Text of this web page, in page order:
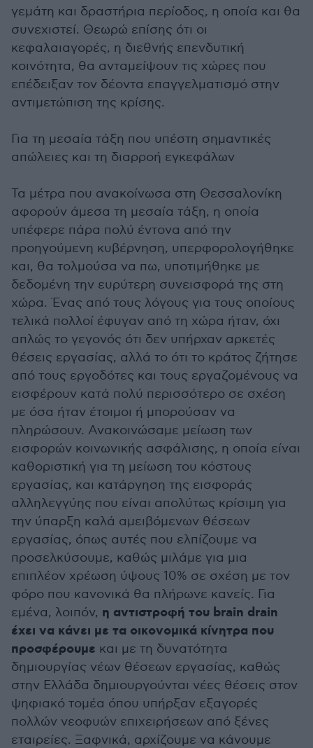
γεμάτη και δραστήρια περίοδος, η οποία και θα
συνεχιστεί. Θεωρώ επίσης ότι οι
κεφαλαιαγορές, η διεθνής επενδυτική
κοινότητα, θα ανταμείψουν τις χώρες που
επέδειξαν τον δέοντα επαγγελματισμό στην
αντιμετώπιση της κρίσης.
Για τη μεσαία τάξη που υπέστη σημαντικές
απώλειες και τη διαρροή εγκεφάλων
Τα μέτρα που ανακοίνωσα στη Θεσσαλονίκη
αφορούν άμεσα τη μεσαία τάξη, η οποία
υπέφερε πάρα πολύ έντονα από την
προηγούμενη κυβέρνηση, υπερφορολογήθηκε
και, θα τολμούσα να πω, υποτιμήθηκε με
δεδομένη την ευρύτερη συνεισφορά της στη
χώρα. Ένας από τους λόγους για τους οποίους
τελικά πολλοί έφυγαν από τη χώρα ήταν, όχι
απλώς το γεγονός ότι δεν υπήρχαν αρκετές
θέσεις εργασίας, αλλά το ότι το κράτος ζήτησε
από τους εργοδότες και τους εργαζομένους να
εισφέρουν κατά πολύ περισσότερο σε σχέση
με όσα ήταν έτοιμοι ή μπορούσαν να
πληρώσουν. Ανακοινώσαμε μείωση των
εισφορών κοινωνικής ασφάλισης, η οποία είναι
καθοριστική για τη μείωση του κόστους
εργασίας, και κατάργηση της εισφοράς
αλληλεγγύης που είναι απολύτως κρίσιμη για
την ύπαρξη καλά αμειβόμενων θέσεων
εργασίας, όπως αυτές που ελπίζουμε να
προσελκύσουμε, καθώς μιλάμε για μια
επιπλέον χρέωση ύψους 10% σε σχέση με τον
φόρο που κανονικά θα πλήρωνε κανείς. Για
εμένα, λοιπόν, η αντιστροφή του brain drain
έχει να κάνει με τα οικονομικά κίνητρα που
προσφέρουμε και με τη δυνατότητα
δημιουργίας νέων θέσεων εργασίας, καθώς
στην Ελλάδα δημιουργούνται νέες θέσεις στον
ψηφιακό τομέα όπου υπήρξαν εξαγορές
πολλών νεοφυών επιχειρήσεων από ξένες
εταιρείες. Ξαφνικά, αρχίζουμε να κάνουμε